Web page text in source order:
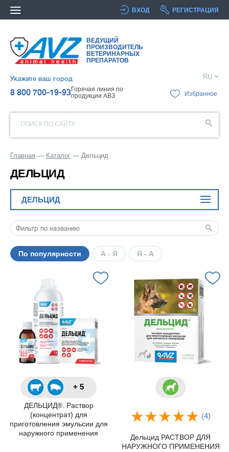
ВХОД РЕГИСТРАЦИЯ
ВЕДУЩИЙ
ПРОИЗВОДИТЕЛЬ
ВЕТЕРИНАРНЫХ
ПРЕПАРАТОВ
Укажите ваш город
8 800 700-19-93Горячая линия по
продукции АВЗ
RU
Избранное
ПОИСК ПО САЙТУ
Главная Каталог Дельцид
ДЕЛЬЦИД
ДЕЛЬЦИД
По популярности А - Я Я - А
+ 5
ДЕЛЬЦИД®. Раствор
(концентрат) для
приготовления эмульсии для
наружного применения
(4)
Дельцид РАСТВОР ДЛЯ
НАРУЖНОГО ПРИМЕНЕНИЯ